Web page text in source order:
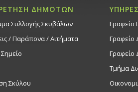
Καλλιτεχνική βραδιά με
Σαλαμπασόπουλου, 10/3/
Εκδηλώσεις στο Δημοτικό
11
Θεατρική παράσταση «Ο
ΔΗΜΟΤΩΝ
Συλλογής Σκυβάλων
/ Παράπονα / Αιτήματα
Σκύλου
Γραφείο
Γραφείο
Γραφείο
Τμήμα